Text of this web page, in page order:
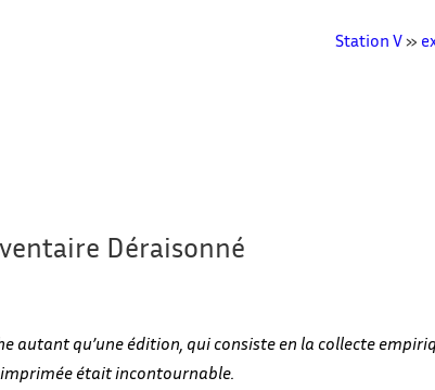
Station V»
Déraisonné
autant qu’une édition, qui consiste en la collecte
imprimée était incontournable.